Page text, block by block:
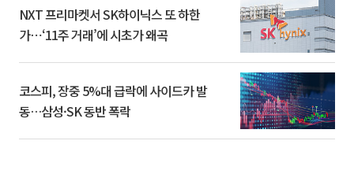
NXT 프리마켓서 SK하이닉스 또 하한
가⋯‘11주 거래’에 시초가 왜곡
코스피, 장중 5%대 급락에 사이드카 발
동…삼성·SK 동반 폭락